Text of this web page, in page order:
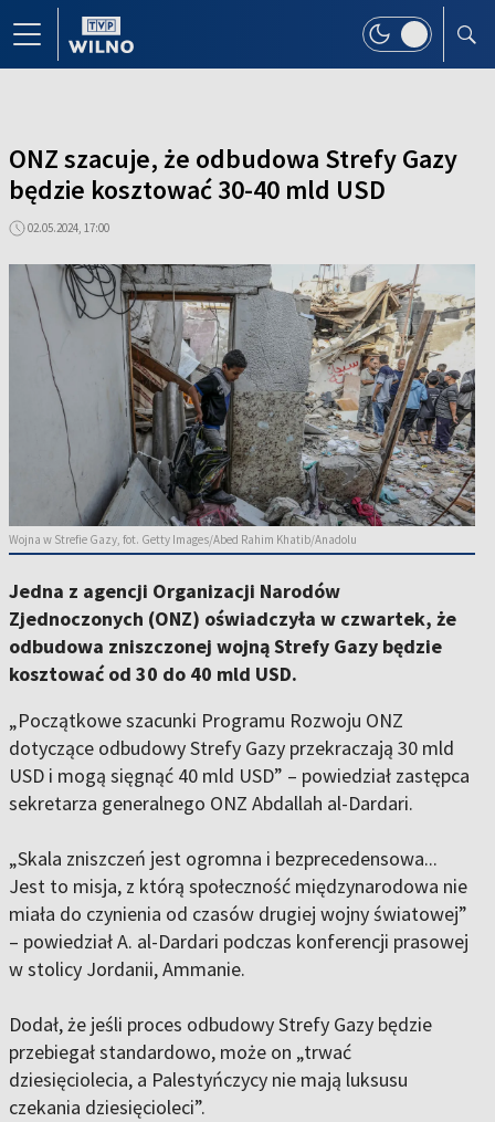
ONZ szacuje, że odbudowa Strefy Gazy
będzie kosztować 30-40 mld USD
02.05.2024, 17:00
Wojna w Strefie Gazy, fot. Getty Images/Abed Rahim Khatib/Anadolu
Jedna z agencji Organizacji Narodów
Zjednoczonych (ONZ) oświadczyła w czwartek, że
odbudowa zniszczonej wojną Strefy Gazy będzie
kosztować od 30 do 40 mld USD.
„Początkowe szacunki Programu Rozwoju ONZ
dotyczące odbudowy Strefy Gazy przekraczają 30 mld
USD i mogą sięgnąć 40 mld USD” – powiedział zastępca
sekretarza generalnego ONZ Abdallah al-Dardari.
„Skala zniszczeń jest ogromna i bezprecedensowa...
Jest to misja, z którą społeczność międzynarodowa nie
miała do czynienia od czasów drugiej wojny światowej”
– powiedział A. al-Dardari podczas konferencji prasowej
w stolicy Jordanii, Ammanie.
Dodał, że jeśli proces odbudowy Strefy Gazy będzie
przebiegał standardowo, może on „trwać
dziesięciolecia, a Palestyńczycy nie mają luksusu
czekania dziesięcioleci”.